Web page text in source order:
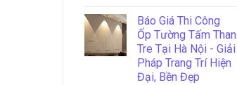
Báo Giá Thi Công
Ốp Tường Tấm Than
Tre Tại Hà Nội - Giải
Pháp Trang Trí Hiện
Đại, Bền Đẹp